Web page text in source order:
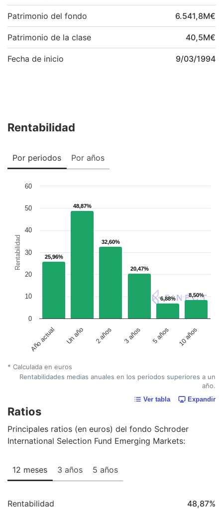
Patrimonio del fondo 6.541,8M€
Patrimonio de la clase 40,5M€
Fecha de inicio 9/03/1994
Rentabilidad
Por periodos Por años
Rentabilidad 25,96%
25,96%
48,87%
48,87%
32,60%
32,60%
20,47%
20,47%
6,88%
6,88%
8,50%
8,50%
Año actual Un año 2 años 3 años 5 años 10 años
0
10
20
30
40
50
60
* Calculada en euros
Rentabilidades medias anuales en los periodos superiores a un
año.
Ver tabla Expandir
Ratios
Principales ratios (en euros) del fondo Schroder
International Selection Fund Emerging Markets:
12 meses 3 años 5 años
Rentabilidad 48,87%